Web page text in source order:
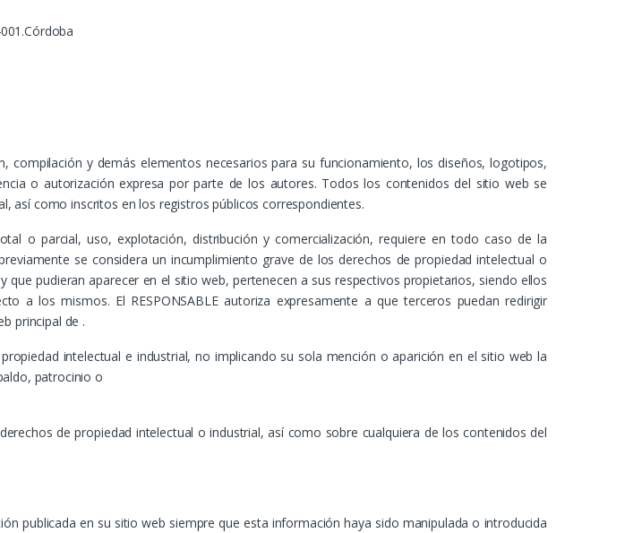
y demás elementos necesarios para su funcionamiento, los diseños, logotipos,
o autorización expresa por parte de los autores. Todos los contenidos del sitio web se
así como inscritos en los registros públicos correspondientes.
o parcial, uso, explotación, distribución y comercialización, requiere en todo caso de la
se considera un incumplimiento grave de los derechos de propiedad intelectual o
pudieran aparecer en el sitio web, pertenecen a sus respectivos propietarios, siendo ellos
a los mismos. El RESPONSABLE autoriza expresamente a que terceros puedan redirigir
principal de .
intelectual e industrial, no implicando su sola mención o aparición en el sitio web la
patrocinio o
de propiedad intelectual o industrial, así como sobre cualquiera de los contenidos del
publicada en su sitio web siempre que esta información haya sido manipulada o introducida